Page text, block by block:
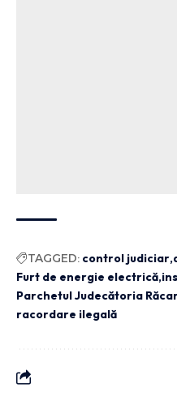
TAGGED: control judiciar
Furt de energie electrică
Parchetul Judecătoria
racordare ilegală